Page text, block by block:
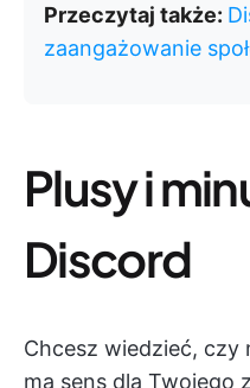
Przeczytaj także:
zaangażowanie
Plusy i
Discord
Chcesz wiedzieć, czy
ma sens dla Twojego